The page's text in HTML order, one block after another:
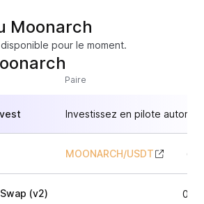
Moonarch
pour le moment.
Paire
Investissez en pilote
MOONARCH/USDT
(v2)